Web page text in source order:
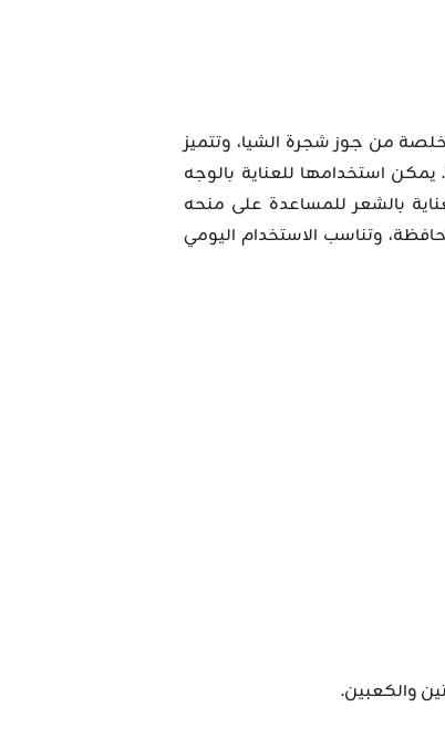
100% مستخلصة من جوز شجرة الشيا، وتتميز
استخدامها للعناية بالوجه
بالشعر للمساعدة على منحه
وتناسب الاستخدام اليومي
والكعبين.